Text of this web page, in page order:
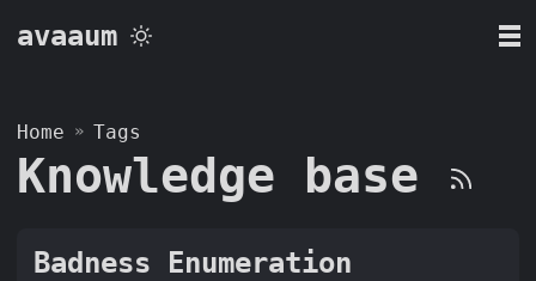
avaaum
Home » Tags
Knowledge base
Badness Enumeration